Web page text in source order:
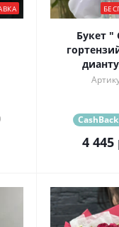
Букет "
4 445